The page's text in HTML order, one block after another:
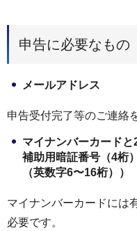
申告に必要なもの
メールアドレス
申告受付完了等のご連絡
マイナンバーカード
補助用暗証番号（4桁
（英数字6〜16桁））
マイナンバーカードには
必要です。